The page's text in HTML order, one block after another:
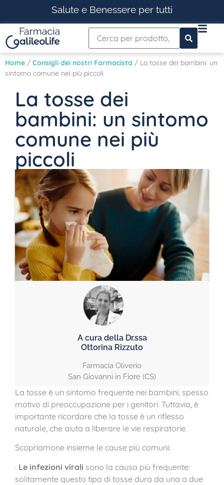
Salute e Benessere per tutti
Home / Consigli dei nostri Farmacista / La tosse dei bambini: un
sintomo comune nei più piccoli
La tosse dei
bambini: un sintomo
comune nei più
piccoli
A cura della Dr.ssa
Ottorina Rizzuto
Farmacia Oliverio
San Giovanni in Fiore (CS)
La tosse è un sintomo frequente nei bambini, spesso
motivo di preoccupazione per i genitori. Tuttavia, è
importante ricordare che la tosse è un riflesso
naturale, che aiuta a liberare le vie respiratorie.
Scopriamone insieme le cause più comuni:
· Le infezioni virali sono la causa più frequente:
solitamente questo tipo di tosse dura da una a due